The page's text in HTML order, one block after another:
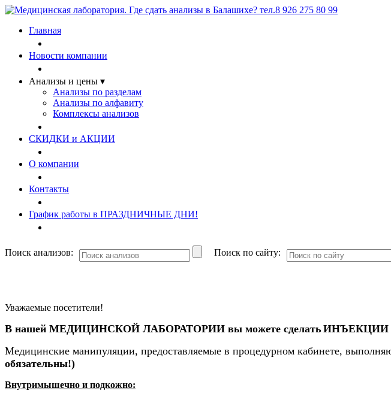
Главная
Новости компании
Анализы и цены ▾
Анализы по разделам
Анализы по алфавиту
Комплексы анализов
СКИДКИ и АКЦИИ
О компании
Контакты
График работы в ПРАЗДНИЧНЫЕ ДНИ!
Поиск анализов: Поиск по сайту:
Уважаемые посетители!
В нашей МЕДИЦИНСКОЙ ЛАБОРАТОРИИ вы можете сделать ИНЪЕКЦИИ
Медицинские манипуляции, предоставляемые в процедурном кабинете,
обязательны!)
Внутримышечно и подкожно: